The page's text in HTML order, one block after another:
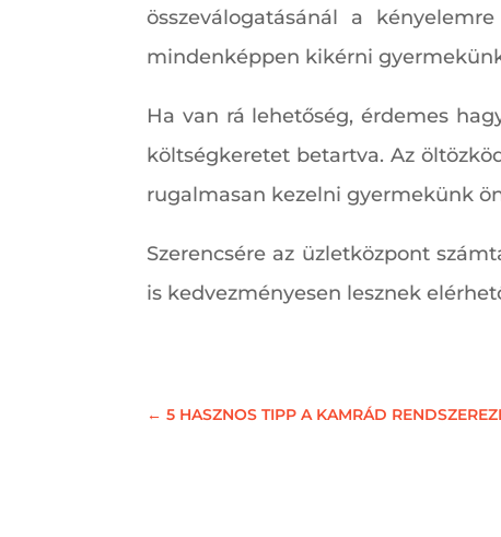
összeválogatásánál a
mindenképpen kikérni
Ha van rá lehetőség, érdemes
költségkeretet betartva. Az
rugalmasan kezelni gyermekünk
Szerencsére az üzletközpont
is kedvezményesen lesznek
←5 HASZNOS TIPP A KAMRÁD